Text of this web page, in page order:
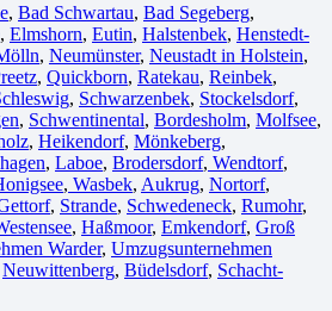
, Bad Schwartau, Bad Segeberg,
, Elmshorn, Eutin, Halstenbek, Henstedt-
, Neumünster, Neustadt in Holstein,
, Quickborn, Ratekau, Reinbek,
, Schwarzenbek, Stockelsdorf,
, Schwentinental, Bordesholm, Molfsee,
, Heikendorf, Mönkeberg,
, Laboe, Brodersdorf, Wendtorf,
, Wasbek, Aukrug, Nortorf,
, Strande, Schwedeneck, Rumohr,
, Haßmoor, Emkendorf, Groß
Warder, Umzugsunternehmen
Neuwittenberg, Büdelsdorf, Schacht-